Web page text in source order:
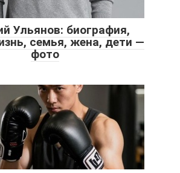
Ульянов: биография,
семья, жена, дети —
фото